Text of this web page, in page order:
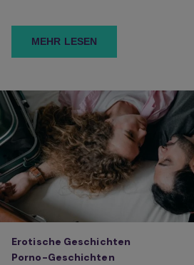
MEHR LESEN
Erotische Geschichten
Porno-Geschichten